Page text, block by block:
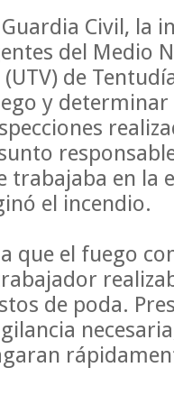
Civil, la
del Medio
de
y determinar
trabajaba en la
el incendio.
que el fuego
de poda.